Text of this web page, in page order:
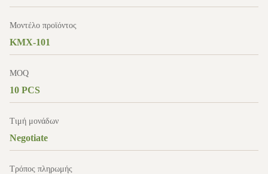
Μοντέλο προϊόντος
KMX-101
MOQ
10 PCS
Τιμή μονάδων
Negotiate
Τρόπος πληρωμής